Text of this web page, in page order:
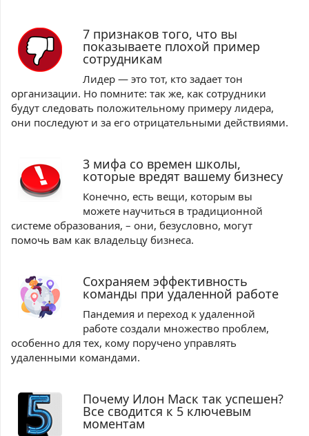
7 признаков того, что вы
показываете плохой пример
сотрудникам
Лидер — это тот, кто задает тон
организации. Но помните: так же, как сотрудники
будут следовать положительному примеру лидера,
они последуют и за его отрицательными действиями.
3 мифа со времен школы,
которые вредят вашему бизнесу
Конечно, есть вещи, которым вы
можете научиться в традиционной
системе образования, – они, безусловно, могут
помочь вам как владельцу бизнеса.
Сохраняем эффективность
команды при удаленной работе
Пандемия и переход к удаленной
работе создали множество проблем,
особенно для тех, кому поручено управлять
удаленными командами.
Почему Илон Маск так успешен?
Все сводится к 5 ключевым
моментам